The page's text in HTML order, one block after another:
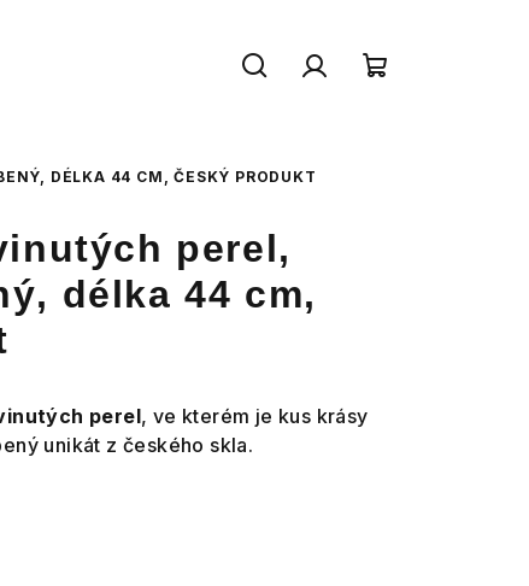
DÉLKA 44 CM, ČESKÝ PRODUKT
perel,
délka 44 cm,
perel, ve kterém je kus krásy
unikát z českého skla.